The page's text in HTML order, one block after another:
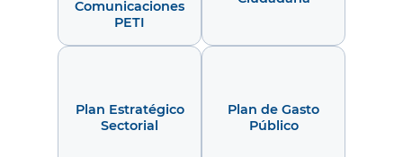
Comunicaciones
PETI
Plan Estratégico
Sectorial
Plan de Gasto
Público